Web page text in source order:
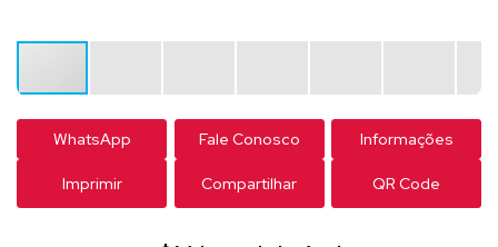
WhatsApp Fale Conosco Informações
Imprimir Compartilhar QR Code